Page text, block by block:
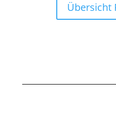
Übersicht